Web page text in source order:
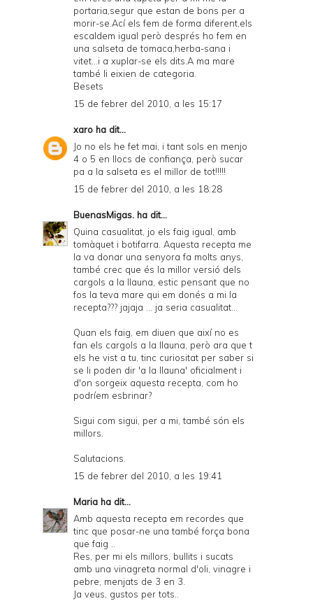
portaria,segur que estan de bons per a
morir-se.Ací els fem de forma diferent,els
escaldem igual però després ho fem en
una salseta de tomaca,herba-sana i
vitet...i a xuplar-se els dits.A ma mare
també li eixien de categoria.
Besets
15 de febrer del 2010, a les 15:17
xaro ha dit...
Jo no els he fet mai, i tant sols en menjo
4 o 5 en llocs de confiança, però sucar
pa a la salseta es el millor de tot!!!!!
15 de febrer del 2010, a les 18:28
BuenasMigas. ha dit...
Quina casualitat, jo els faig igual, amb
tomàquet i botifarra. Aquesta recepta me
la va donar una senyora fa molts anys,
també crec que és la millor versió dels
cargols a la llauna, estic pensant que no
fos la teva mare qui em donés a mi la
recepta??? jajaja ... ja seria casualitat...
Quan els faig, em diuen que així no es
fan els cargols a la llauna, però ara que t
els he vist a tu, tinc curiositat per saber si
se li poden dir 'a la llauna' oficialment i
d'on sorgeix aquesta recepta, com ho
podríem esbrinar?
Sigui com sigui, per a mi, també són els
millors.
Salutacions.
15 de febrer del 2010, a les 19:41
Maria ha dit...
Amb aquesta recepta em recordes que
tinc que posar-ne una també força bona
que faig ..
Res, per mi els millors, bullits i sucats
amb una vinagreta normal d'oli, vinagre i
pebre, menjats de 3 en 3.
Ja veus, gustos per tots..